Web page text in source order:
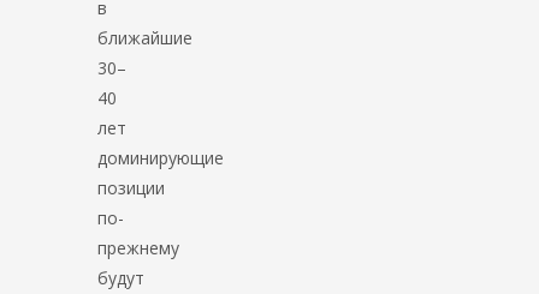
в
ближайшие
30–
40
лет
доминирующие
позиции
по-
прежнему
будут